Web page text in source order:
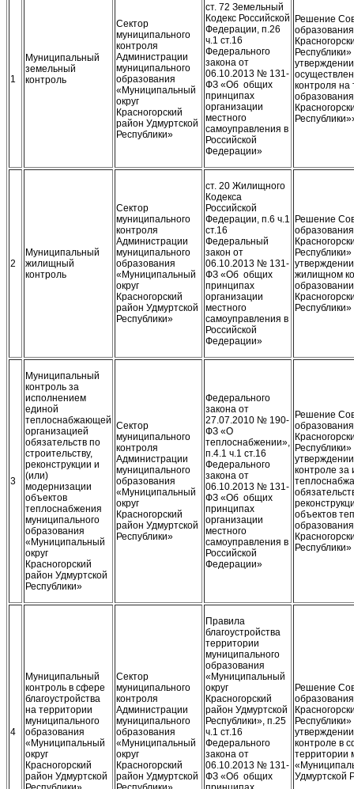
1
Муниципальный
земельный
контроль
Сектор
муниципального
контроля
Администрации
муниципального
образования
«Муниципальный
округ
Красногорский
район Удмуртской
Республики»
ст. 72 Земельный
Кодекс Российской
Федерации, п.26
ч.1 ст.16
Федерального
закона от
06.10.2013 № 131-
ФЗ «Об общих
принципах
организации
местного
самоуправления в
Российской
Федерации»
Решение
контроля на
2
Муниципальный
жилищный
контроль
Сектор
муниципального
контроля
Администрации
муниципального
образования
«Муниципальный
округ
Красногорский
район Удмуртской
Республики»
ст. 20 Жилищного
Кодекса
Российской
Федерации, п.6 ч.1
ст.16
Федеральный
закон от
06.10.2013 № 131-
ФЗ «Об общих
принципах
организации
местного
самоуправления в
Российской
Федерации»
Решение
жилищном
Республики»
3
Муниципальный
контроль за
исполнением
единой
теплоснабжающей
организацией
обязательств по
строительству,
реконструкции и
(или)
модернизации
объектов
теплоснабжения
муниципального
образования
«Муниципальный
округ
Красногорский
район Удмуртской
Республики»
Сектор
муниципального
контроля
Администрации
муниципального
образования
«Муниципальный
округ
Красногорский
район Удмуртской
Республики»
Федерального
закона от
27.07.2010 № 190-
ФЗ «О
теплоснабжении»,
п.4.1 ч.1 ст.16
Федерального
закона от
06.10.2013 № 131-
ФЗ «Об общих
принципах
организации
местного
самоуправления в
Российской
Федерации»
Решение
контроле
объектов
Республики»
4
Муниципальный
контроль в сфере
благоустройства
на территории
муниципального
образования
«Муниципальный
округ
Красногорский
район Удмуртской
Сектор
муниципального
контроля
Администрации
муниципального
образования
«Муниципальный
округ
Красногорский
район Удмуртской
Правила
благоустройства
территории
муниципального
образования
«Муниципальный
округ
Красногорский
район Удмуртской
Республики», п.25
ч.1 ст.16
Федерального
закона от
06.10.2013 № 131-
ФЗ «Об общих
Решение
контроле в
территории
Удмуртской